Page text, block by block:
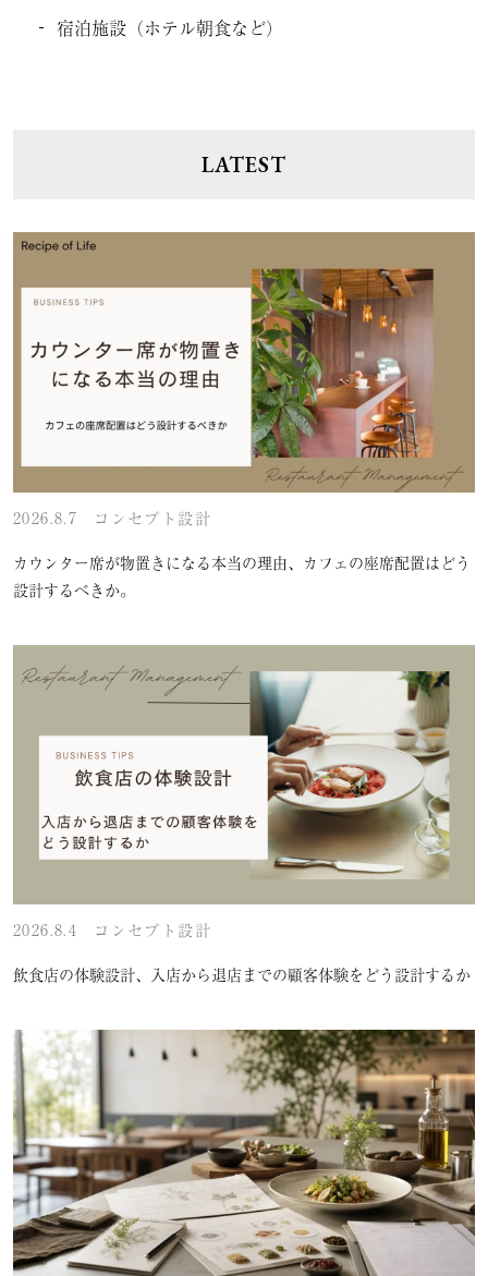
宿泊施設（ホテル朝食など）
LATEST
2026.8.7 コンセプト設計
カウンター席が物置きになる本当の理由、カフェの座席配置はどう
設計するべきか。
2026.8.4 コンセプト設計
飲食店の体験設計、入店から退店までの顧客体験をどう設計するか